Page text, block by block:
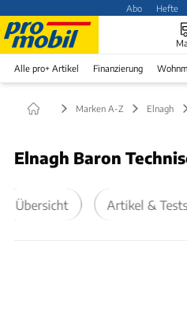
Abo Hefte
Alle pro+ Artikel Finanzierung
Marken A-Z Elnagh
Elnagh Baron
Übersicht Artikel &